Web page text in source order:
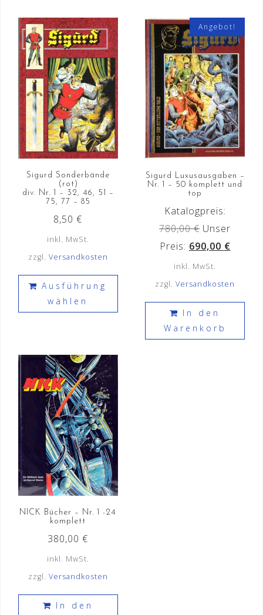
Sigurd Sonderbände
(rot)
div. Nr. 1 – 32, 46, 51 –
75, 77 – 85
8,50€
inkl. MwSt.
zzgl. Versandkosten
Ausführung
wählen
Dieses
Die
können
Angebot!
Sigurd Luxusausgaben –
Nr. 1 – 50 komplett und
top
Katalogpreis:
780,00€
Preis
war:
780,00 €
Unser
Preis: 690,00 €
ist:
inkl. MwSt.
zzgl.Versandkosten
In den
Warenkorb
NICK Bücher – Nr. 1 -24
komplett
380,00€
inkl. MwSt.
zzgl. Versandkosten
In den